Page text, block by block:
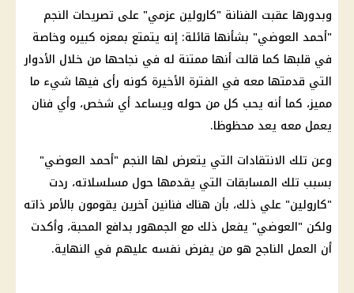
وبدورها عقبت الفنانة "كارولين عزمي" على تصريحات النجم
"أحمد العوضي" بشأنها قائلة: إنه يتمتع بمعزه كبيره وخاصة
في قلبها كما قالت أنها ممتنة له في نجاحها من خلال الأدوار
التي قدمتها معه في الفترة الأخيرة كونه رأى فيها شيء ما
مميز، كما أنه يحب كل من حوله ويساعد أي شخص، وأي فنان
يعمل معه يعد محظوظا.
وعن تلك الانتقادات التي يتعرض لها النجم "أحمد العوضي"
بسبب تلك المسابقات التي يقدمها حول مسلسلاته، ردت
"كارولين" علي ذلك، بأن هناك فنانين آخرين يقومون بالأمر ذاته
ولكن "العوضي" يفعل ذلك مع الجمهور بدافع المحبة، وأكدت
أن العمل الناجح هو من يفرض نفسه عليهم في النهاية.